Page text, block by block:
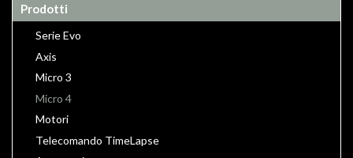
Prodotti
Serie Evo
Axis
Micro 3
Micro 4
Motori
Telecomando TimeLapse